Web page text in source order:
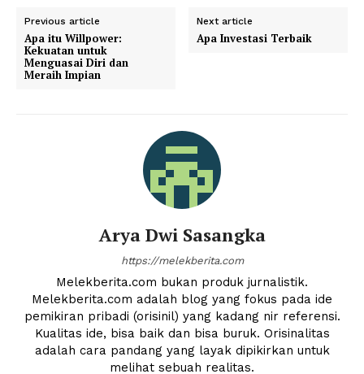
Previous article
Apa itu Willpower:
Kekuatan untuk
Menguasai Diri dan
Meraih Impian
Next article
Apa Investasi Terbaik
Arya Dwi Sasangka
https://melekberita.com
Melekberita.com bukan produk jurnalistik.
Melekberita.com adalah blog yang fokus pada ide
pemikiran pribadi (orisinil) yang kadang nir referensi.
Kualitas ide, bisa baik dan bisa buruk. Orisinalitas
adalah cara pandang yang layak dipikirkan untuk
melihat sebuah realitas.